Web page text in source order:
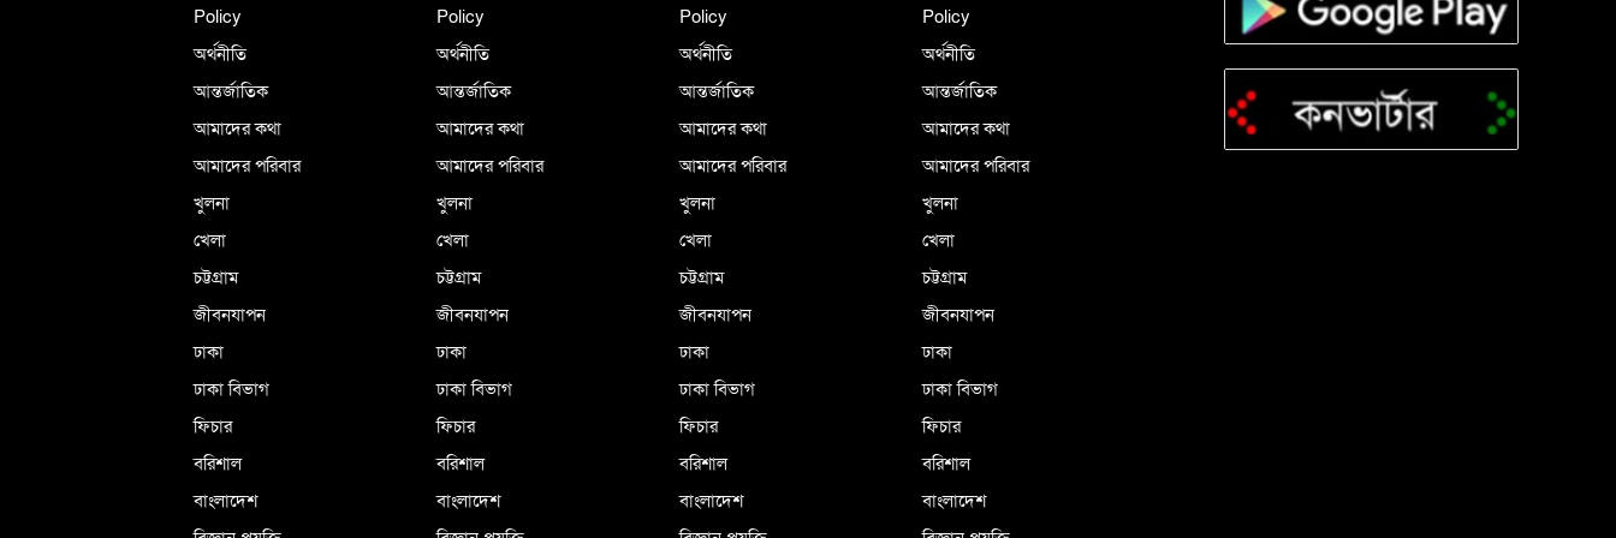
Policy
অর্থনীতি
আন্তর্জাতিক
আমাদের কথা
আমাদের পরিবার
খুলনা
খেলা
চট্টগ্রাম
জীবনযাপন
ঢাকা
ঢাকা বিভাগ
ফিচার
বরিশাল
বাংলাদেশ
Policy
অর্থনীতি
আন্তর্জাতিক
আমাদের কথা
আমাদের পরিবার
খুলনা
খেলা
চট্টগ্রাম
জীবনযাপন
ঢাকা
ঢাকা বিভাগ
ফিচার
বরিশাল
বাংলাদেশ
Policy
অর্থনীতি
আন্তর্জাতিক
আমাদের কথা
আমাদের পরিবার
খুলনা
খেলা
চট্টগ্রাম
জীবনযাপন
ঢাকা
ঢাকা বিভাগ
ফিচার
বরিশাল
বাংলাদেশ
Policy
অর্থনীতি
আন্তর্জাতিক
আমাদের কথা
আমাদের পরিবার
খুলনা
খেলা
চট্টগ্রাম
জীবনযাপন
ঢাকা
ঢাকা বিভাগ
ফিচার
বরিশাল
বাংলাদেশ